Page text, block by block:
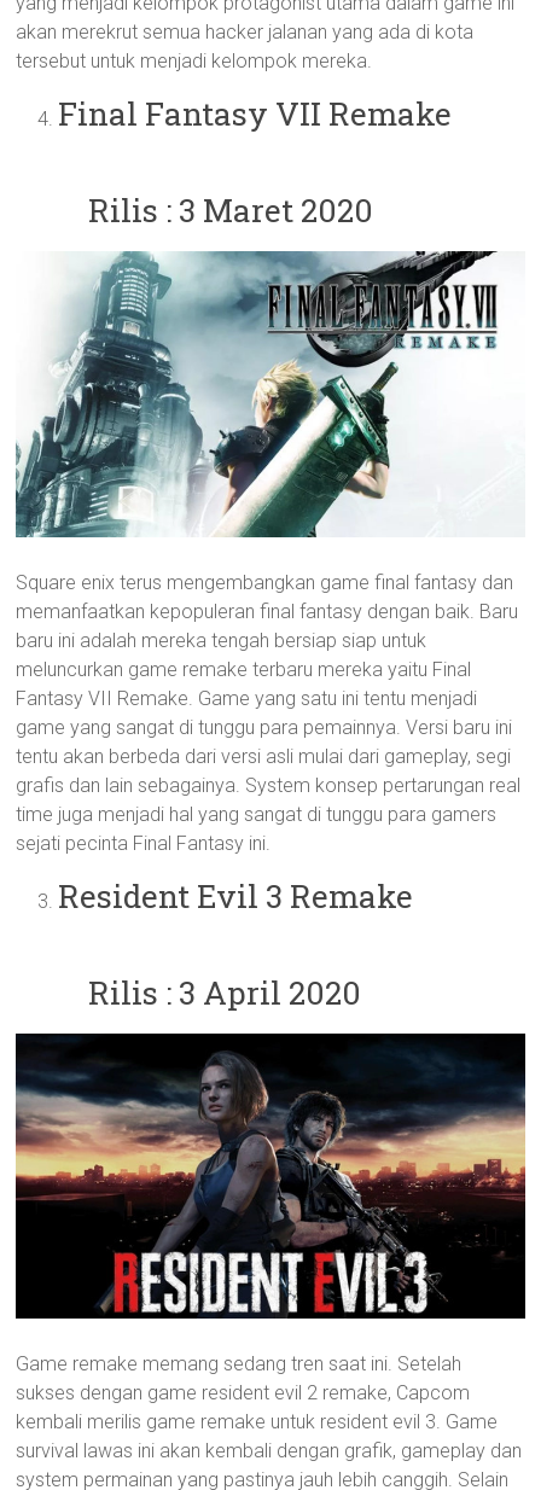
akan merekrut semua hacker jalanan yang ada di kota
tersebut untuk menjadi kelompok mereka.
Final Fantasy VII Remake
Rilis : 3 Maret 2020
Square enix terus mengembangkan game final fantasy dan
memanfaatkan kepopuleran final fantasy dengan baik. Baru
baru ini adalah mereka tengah bersiap siap untuk
meluncurkan game remake terbaru mereka yaitu Final
Fantasy VII Remake. Game yang satu ini tentu menjadi
game yang sangat di tunggu para pemainnya. Versi baru ini
tentu akan berbeda dari versi asli mulai dari gameplay, segi
grafis dan lain sebagainya. System konsep pertarungan real
time juga menjadi hal yang sangat di tunggu para gamers
sejati pecinta Final Fantasy ini.
Resident Evil 3 Remake
Rilis : 3 April 2020
Game remake memang sedang tren saat ini. Setelah
sukses dengan game resident evil 2 remake, Capcom
kembali merilis game remake untuk resident evil 3. Game
survival lawas ini akan kembali dengan grafik, gameplay dan
system permainan yang pastinya jauh lebih canggih. Selain